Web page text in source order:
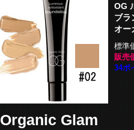
OG
ブラ
オー
標準
販売
34ポ
Organic Glam